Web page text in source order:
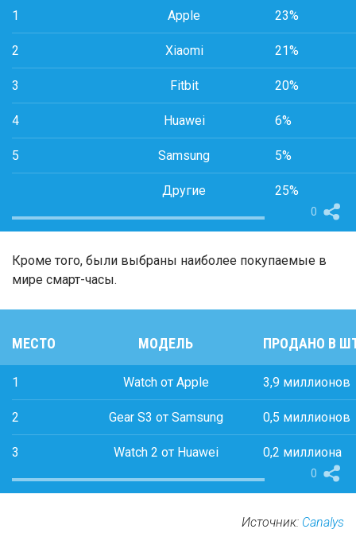
1 Apple 23%
2 Xiaomi 21%
3 Fitbit 20%
4 Huawei 6%
5 Samsung 5%
Другие 25%
0
Кроме того, были выбраны наиболее покупаемые в
мире смарт-часы.
МЕСТО МОДЕЛЬ ПРОДАНО В
1 Watch от Apple 3,9 миллионов
2 Gear S3 от Samsung 0,5 миллионов
3 Watch 2 от Huawei 0,2 миллиона
0
Источник: Canalys